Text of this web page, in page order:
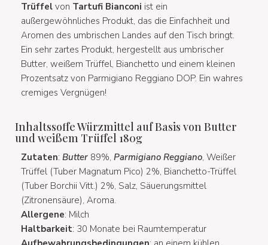
Trüffel von Tartufi Bianconi ist ein
außergewöhnliches Produkt, das die Einfachheit und
Aromen des umbrischen Landes auf den Tisch bringt.
Ein sehr zartes Produkt, hergestellt aus umbrischer
Butter, weißem Trüffel, Bianchetto und einem kleinen
Prozentsatz von Parmigiano Reggiano DOP. Ein wahres
cremiges Vergnügen!
Inhaltssoffe Würzmittel auf Basis von Butter
und weißem Trüffel 180g
Zutaten: Butter 89%, Parmigiano Reggiano, Weißer
Trüffel (Tuber Magnatum Pico) 2%, Bianchetto-Trüffel
(Tuber Borchii Vitt.) 2%, Salz, Säuerungsmittel
(Zitronensäure), Aroma.
Allergene: Milch
Haltbarkeit: 30 Monate bei Raumtemperatur